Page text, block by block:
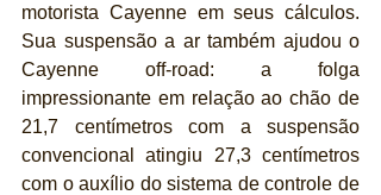
motorista Cayenne em seus cálculos.
Sua suspensão a ar também ajudou o
Cayenne off-road: a folga
impressionante em relação ao chão de
21,7 centímetros com a suspensão
convencional atingiu 27,3 centímetros
com o auxílio do sistema de controle de